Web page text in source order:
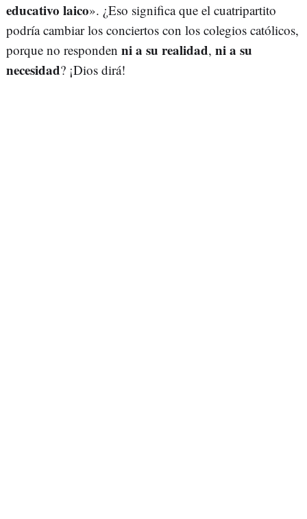
educativo laico». ¿Eso significa que el cuatripartito
podría cambiar los conciertos con los colegios católicos,
porque no responden ni a su realidad, ni a su
necesidad? ¡Dios dirá!